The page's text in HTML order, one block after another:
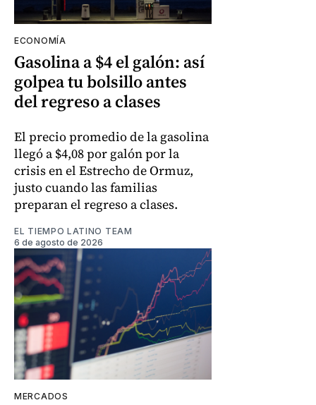
ECONOMÍA
Gasolina a $4 el galón: así
golpea tu bolsillo antes
del regreso a clases
El precio promedio de la gasolina
llegó a $4,08 por galón por la
crisis en el Estrecho de Ormuz,
justo cuando las familias
preparan el regreso a clases.
EL TIEMPO LATINO TEAM
6 de agosto de 2026
MERCADOS